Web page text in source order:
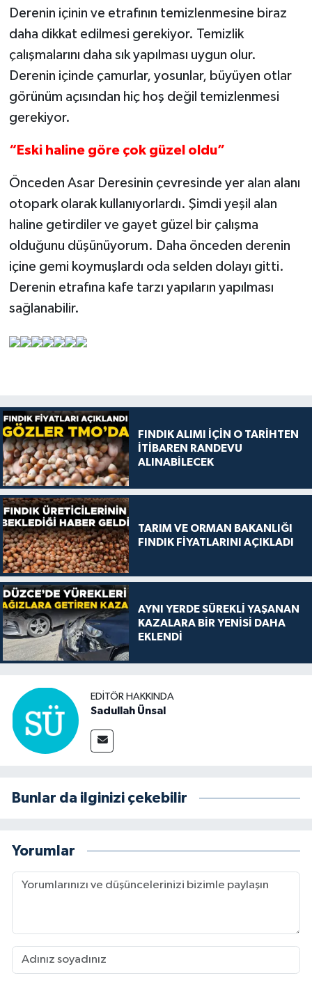
Derenin içinin ve etrafının temizlenmesine biraz
daha dikkat edilmesi gerekiyor. Temizlik
çalışmalarını daha sık yapılması uygun olur.
Derenin içinde çamurlar, yosunlar, büyüyen otlar
görünüm açısından hiç hoş değil temizlenmesi
gerekiyor.
“Eski haline göre çok güzel oldu”
Önceden Asar Deresinin çevresinde yer alan alanı
otopark olarak kullanıyorlardı. Şimdi yeşil alan
haline getirdiler ve gayet güzel bir çalışma
olduğunu düşünüyorum. Daha önceden derenin
içine gemi koymuşlardı oda selden dolayı gitti.
Derenin etrafına kafe tarzı yapıların yapılması
sağlanabilir.
FINDIK ALIMI İÇİN O TARİHTEN
İTİBAREN RANDEVU
ALINABİLECEK
TARIM VE ORMAN BAKANLIĞI
FINDIK FİYATLARINI AÇIKLADI
AYNI YERDE SÜREKLİ YAŞANAN
KAZALARA BİR YENİSİ DAHA
EKLENDİ
EDITÖR HAKKINDA
Sadullah Ünsal
Bunlar da ilginizi çekebilir
Yorumlar